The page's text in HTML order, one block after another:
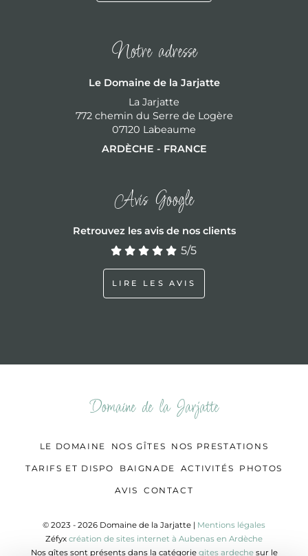
Notre adresse
Le Domaine de la Jarjatte
La Jarjatte
772 chemin du Serre de Logère
07120 Labeaume
ARDÈCHE - FRANCE
Avis Google
Retrouvez les avis de nos clients
5/5
LIRE LES AVIS
Domaine de la Jarjatte
LE DOMAINE NOS GÎTES NOS PRESTATIONS
TARIFS ET DISPO BAIGNADE ACTIVITÉS PHOTOS
AVIS CONTACT
© 2023 - 2026 Domaine de la Jarjatte | Mentions légales
Zéfyx création de sites internet à Aubenas en Ardèche
Nos gîtes sont présents dans la catégorie gites ardechesur le